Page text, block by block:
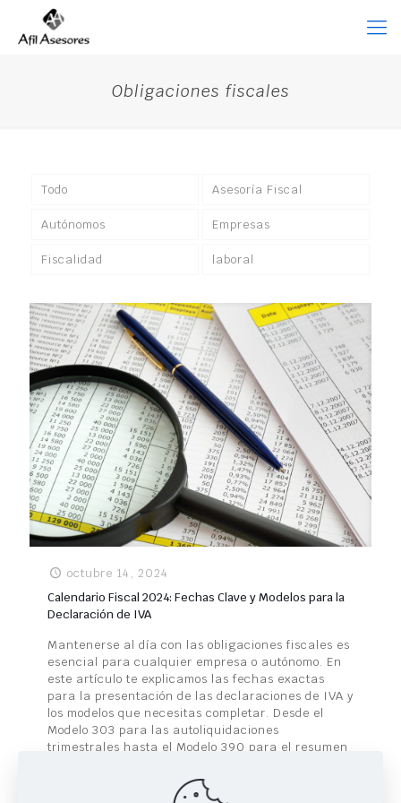
Obligaciones fiscales
Todo Asesoría Fiscal
Autónomos Empresas
Fiscalidad laboral
octubre 14, 2024
Calendario Fiscal 2024: Fechas Clave y Modelos para la
Declaración de IVA
Mantenerse al día con las obligaciones fiscales es
esencial para cualquier empresa o autónomo. En
este artículo te explicamos las fechas exactas
para la presentación de las declaraciones de IVA y
los modelos que necesitas completar. Desde el
Modelo 303 para las autoliquidaciones
trimestrales hasta el Modelo 390 para el resumen
evitar sanciones. ¡Toma nota y no dejes que las
fechas te pillen desprevenido!